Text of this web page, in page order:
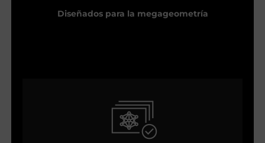
Diseñados para la megageometría